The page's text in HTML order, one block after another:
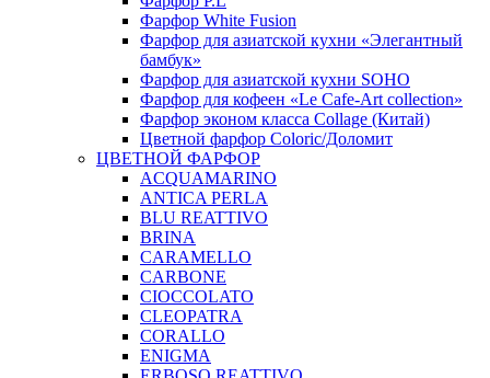
Фарфор White Fusion
Фарфор для азиатской кухни «Элегантный
бамбук»
Фарфор для азиатской кухни SOHO
Фарфор для кофеен «Le Cafe-Art collection»
Фарфор эконом класса Collage (Китай)
Цветной фарфор Coloric/Доломит
ЦВЕТНОЙ ФАРФОР
ACQUAMARINO
ANTICA PERLA
BLU REATTIVO
BRINA
CARAMELLO
CARBONE
CIOCCOLATO
CLEOPATRA
CORALLO
ENIGMA